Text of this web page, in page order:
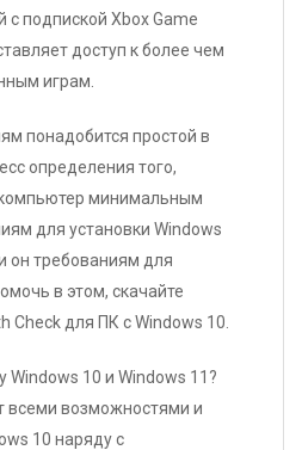
подпиской Xbox Game
доступ к более чем
играм.
понадобится простой в
определения того,
компьютер минимальным
для установки Windows
он требованиям для
в этом, скачайте
Check для ПК с Windows 10.
10 и Windows 11?
всеми возможностями и
10 наряду с
УБ.
-94%
Купить
P1 250
Купить